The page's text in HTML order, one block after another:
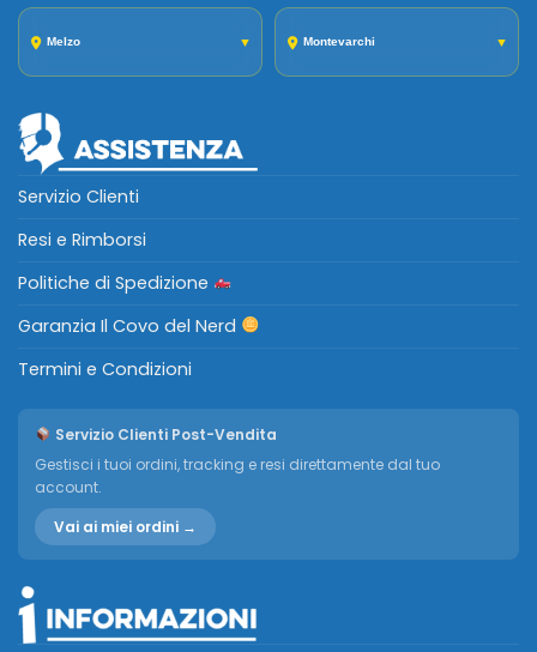
Melzo ▼ Montevarchi ▼
Servizio Clienti
Resi e Rimborsi
Politiche di Spedizione
Garanzia Il Covo del Nerd
Termini e Condizioni
Servizio Clienti Post-Vendita
Gestisci i tuoi ordini, tracking e resi direttamente dal tuo
account.
Vai ai miei ordini →